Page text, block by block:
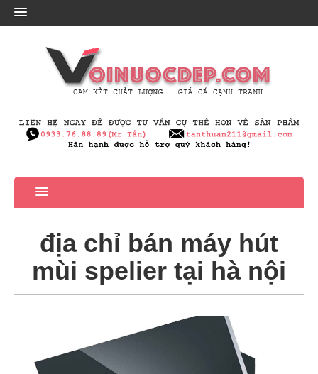
địa chỉ bán máy hút
mùi spelier tại hà nội